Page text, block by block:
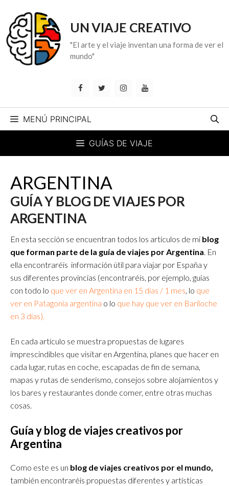
contenido
UN VIAJE CREATIVO
"El arte y el viaje inventan una forma de ver el
mundo"
MENÚ PRINCIPAL
GUÍAS DE VIAJE
ARGENTINA
GUÍA Y BLOG DE VIAJES POR
ARGENTINA
En esta sección se encuentran todos los artículos de mi blog
que forman parte de la guía de viajes por Argentina. En
ella encontraréis información útil para viajar por España y
sus diferentes provincias (encontraréis, por ejemplo, guías
con todo lo que ver en Argentina en 15 días / 1 mes, lo que
ver en Patagonia argentina o lo que hay que ver en Bariloche
en 3 días).
En cada artículo se muestra propuestas de lugares
imprescindibles que visitar en Argentina, planes que hacer en
cada lugar, rutas en coche, escapadas de fin de semana,
mapas y rutas de senderismo, consejos sobre alojamientos y
los bares y restaurantes donde comer, entre otras muchas
cosas.
Guía y blog de viajes creativos por
Argentina
Como este es un blog de viajes creativos por el mundo,
también encontraréis propuestas diferentes y artísticas